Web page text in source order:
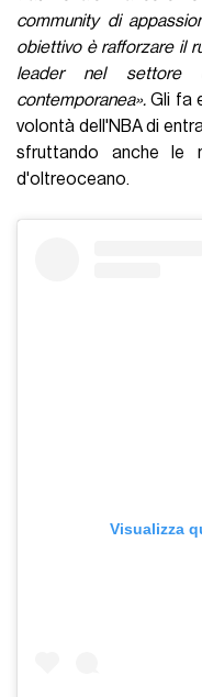
community di
obiettivo è rafforzare il
leader nel settore
contemporanea».Gli fa
volontà dell'NBA di
sfruttando anche le
d'oltreoceano.
Visualizza